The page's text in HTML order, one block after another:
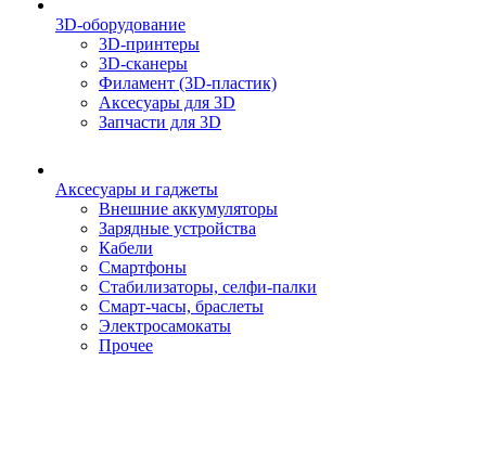
3D-оборудование
3D-принтеры
3D-сканеры
Филамент (3D-пластик)
Аксесуары для 3D
Запчасти для 3D
Аксесуары и гаджеты
Внешние аккумуляторы
Зарядные устройства
Кабели
Смартфоны
Стабилизаторы, селфи-палки
Смарт-часы, браслеты
Электросамокаты
Прочее